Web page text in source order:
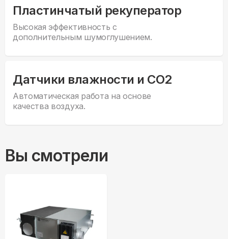
Пластинчатый рекуператор
Высокая эффективность с
дополнительным шумоглушением.
Датчики влажности и CO2
Автоматическая работа на основе
качества воздуха.
Вы смотрели